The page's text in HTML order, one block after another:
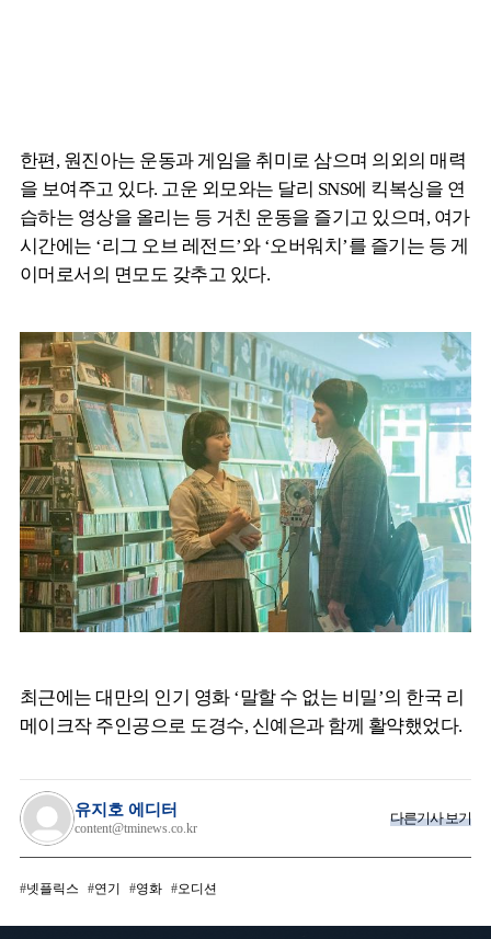
한편, 원진아는 운동과 게임을 취미로 삼으며 의외의 매력
을 보여주고 있다. 고운 외모와는 달리 SNS에 킥복싱을 연
습하는 영상을 올리는 등 거친 운동을 즐기고 있으며, 여가
시간에는 ‘리그 오브 레전드’와 ‘오버워치’를 즐기는 등 게
이머로서의 면모도 갖추고 있다.
최근에는 대만의 인기 영화 ‘말할 수 없는 비밀’의 한국 리
메이크작 주인공으로 도경수, 신예은과 함께 활약했었다.
유지호 에디터
content@tminews.co.kr
다른기사 보기
넷플릭스 연기 영화 오디션